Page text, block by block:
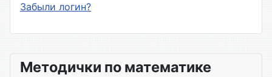
Методички по математике
Забыли логин?